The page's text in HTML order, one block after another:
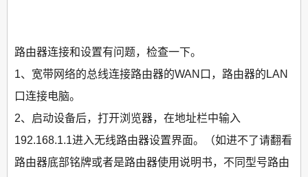
路由器连接和设置有问题，检查一下。
1、宽带网络的总线连接路由器的WAN口，路由器的LAN
口连接电脑。
2、启动设备后，打开浏览器，在地址栏中输入
192.168.1.1进入无线路由器设置界面。（如进不了请翻看
路由器底部铭牌或者是路由器使用说明书，不同型号路由